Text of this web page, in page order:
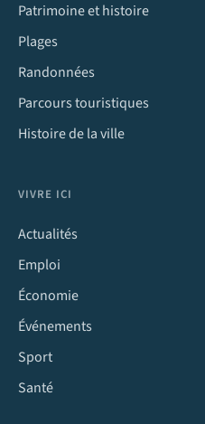
Patrimoine et histoire
Plages
Randonnées
Parcours touristiques
Histoire de la ville
VIVRE ICI
Actualités
Emploi
Économie
Événements
Sport
Santé